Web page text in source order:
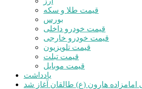
قیمت طلا و سکه
بورس
قیمت خودرو داخلی
قیمت خودرو خارجی
قیمت تلویزیون
قیمت تبلت
قیمت موبایل
یادداشت
امامزاده هارون (ع) طالقان آغاز شد